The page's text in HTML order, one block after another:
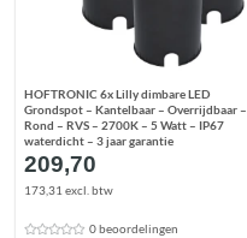
HOFTRONIC 6x Lilly dimbare LED
Grondspot – Kantelbaar – Overrijdbaar –
Rond – RVS – 2700K – 5 Watt – IP67
waterdicht – 3 jaar garantie
209,70
173,31 excl. btw
0 beoordelingen